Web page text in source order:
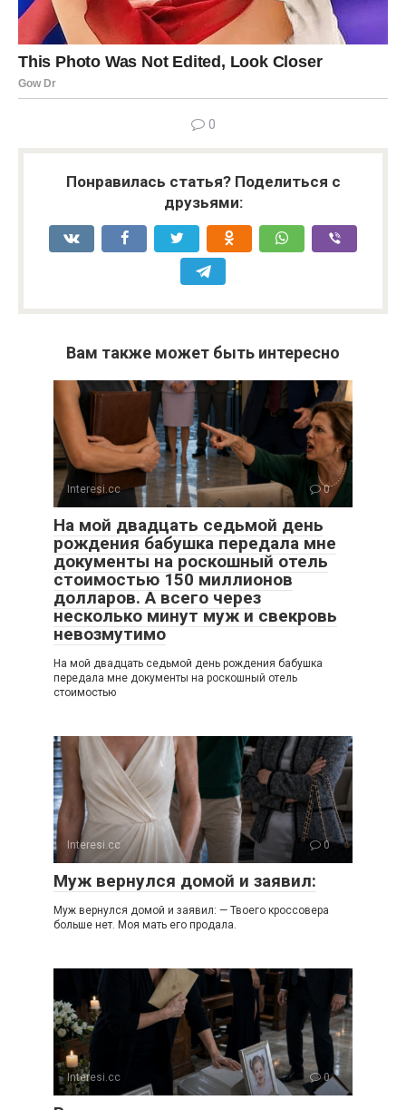
0
Понравилась статья? Поделиться с
друзьями:
Вам также может быть интересно
Interesi.cc 0
На мой двадцать седьмой день
рождения бабушка передала мне
документы на роскошный отель
стоимостью 150 миллионов
долларов. А всего через
несколько минут муж и свекровь
невозмутимо
На мой двадцать седьмой день рождения бабушка
передала мне документы на роскошный отель
стоимостью
Interesi.cc 0
Муж вернулся домой и заявил:
Муж вернулся домой и заявил: — Твоего кроссовера
больше нет. Моя мать его продала.
Interesi.cc 0